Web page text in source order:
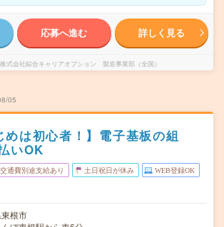
応募へ進む 詳しく見る
株式会社綜合キャリアオプション 製造事業部（全国）
05
めは初心者！】電子基板の組
いOK
交通費別途支給あり 土日祝日が休み WEB登録OK
根市